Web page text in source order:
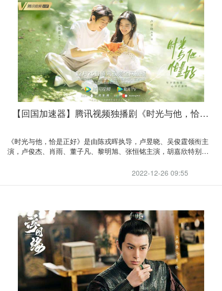
【回国加速器】腾讯视频独播剧《时光与他，恰是正好》，正在热播，引力引领回国追剧
《时光与他，恰是正好》是由陈戎晖执导，卢昱晓、吴俊霆领衔主
演，卢俊杰、肖雨、董子凡、黎明旭、张恒铭主演，胡嘉欣特别出
2022-12-26 09:55